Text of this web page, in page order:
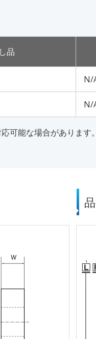
品
N/
N/
可能な場合があります。